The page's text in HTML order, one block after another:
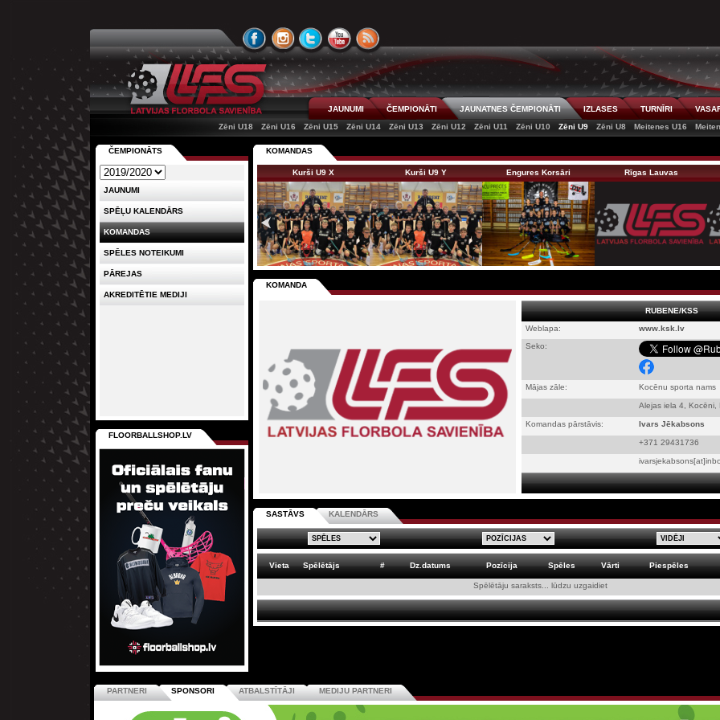
JAUNUMI ČEMPIONĀTI JAUNATNES ČEMPIONĀTI IZLASES TURNĪRI
Zēni U18
Zēni U16 Zēni U15 Zēni U14 Zēni U13 Zēni U12 Zēni U11 Zēni U10 Zēni U9 Zēni U8 Meitenes U16
KOMANDAS
Kurši U9 X Kurši U9 Y Engures Korsāri Rīgas Lauvas
KOMANDA
RUBENE/KSS
Weblapa:
www.ksk.lv
Seko:
Mājas zāle: Kocēnu sporta nams
Alejas iela 4, Kocēni,
Komandas pārstāvis: Ivars Jēkabsons
+371 29431736
SASTĀVS KALENDĀRS
Vieta Spēlētājs # Dz.datums Pozīcija Spēles Vārti Piespēles
Spēlētāju saraksts... lūdzu uzgaidiet
ČEMPIONĀTS
JAUNUMI
SPĒĻU KALENDĀRS
KOMANDAS
SPĒLES NOTEIKUMI
PĀREJAS
AKREDITĒTIE MEDIJI
FLOORBALLSHOP.LV
PARTNERI SPONSORI ATBALSTĪTĀJI MEDIJU PARTNERI